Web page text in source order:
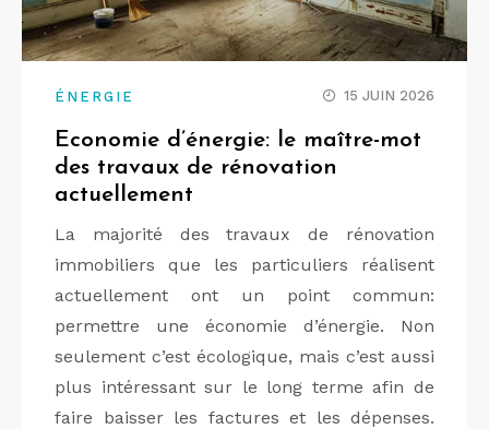
ÉNERGIE 15 JUIN 2026
Economie d’énergie: le maître-mot
des travaux de rénovation
actuellement
La majorité des travaux de rénovation
immobiliers que les particuliers réalisent
actuellement ont un point commun:
permettre une économie d’énergie. Non
seulement c’est écologique, mais c’est aussi
plus intéressant sur le long terme afin de
faire baisser les factures et les dépenses.